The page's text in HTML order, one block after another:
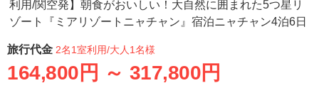
利用/関空発】朝食がおいしい！大自然に囲まれた5つ星リ
ゾート『ミアリゾートニャチャン』宿泊ニャチャン4泊6日
旅行代金 2名1室利用/大人1名様
164,800円 ～ 317,800円